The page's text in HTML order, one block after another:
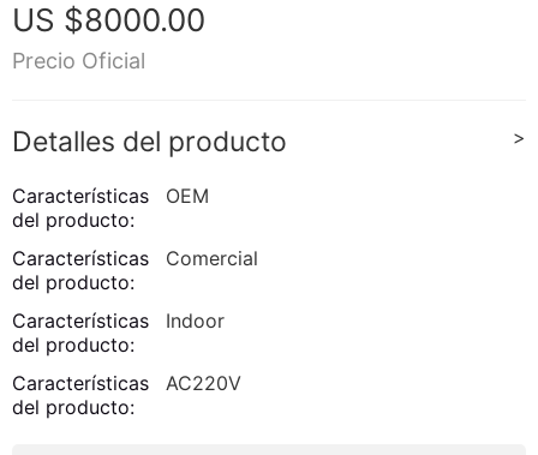
US $8000.00
Precio Oficial
Detalles del producto >
Características
del producto:
OEM
Características
del producto:
Comercial
Características
del producto:
Indoor
Características
del producto:
AC220V